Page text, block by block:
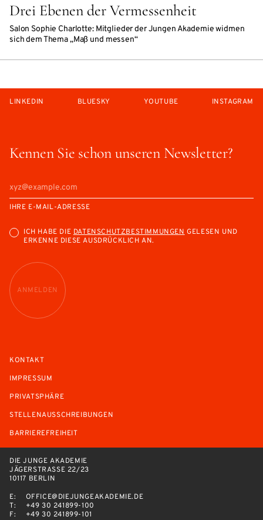
Drei Ebenen der Vermessenheit
Salon Sophie Charlotte: Mitglieder der Jungen Akademie widmen
sich dem Thema „Maß und messen“
Kennen Sie schon unseren Newsletter?
IHRE E-MAIL-ADRESSE
ICH HABE DIEDATENSCHUTZBESTIMMUNGENGELESEN UND
ERKENNE DIESE AUSDRÜCKLICH AN.
ANMELDEN
LINKEDIN BLUESKY YOUTUBE INSTAGRAM
KONTAKT
IMPRESSUM
PRIVATSPHÄRE
STELLENAUSSCHREIBUNGEN
BARRIEREFREIHEIT
DIE JUNGE AKADEMIE
JÄGERSTRASSE 22/23
10117 BERLIN
E:
OFFICE@DIEJUNGEAKADEMIE.DE
T:
+49 30 241899-100
F:
+49 30 241899-101